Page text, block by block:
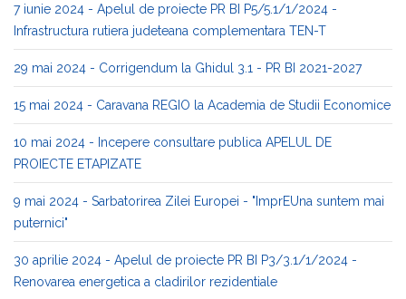
7 iunie 2024 - Apelul de proiecte PR BI P5/5.1/1/2024 -
Infrastructura rutiera judeteana complementara TEN-T
29 mai 2024 - Corrigendum la Ghidul 3.1 - PR BI 2021-2027
15 mai 2024 - Caravana REGIO la Academia de Studii Economice
10 mai 2024 - Incepere consultare publica APELUL DE
PROIECTE ETAPIZATE
9 mai 2024 - Sarbatorirea Zilei Europei - "ImprEUna suntem mai
puternici"
30 aprilie 2024 - Apelul de proiecte PR BI P3/3.1/1/2024 -
Renovarea energetica a cladirilor rezidentiale